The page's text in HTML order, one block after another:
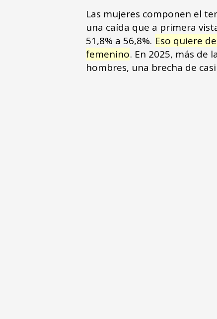
Las mujeres componen el
una caída que a primera
51,8% a 56,8%. Eso quiere
femenino. En 2025, más de
hombres, una brecha de